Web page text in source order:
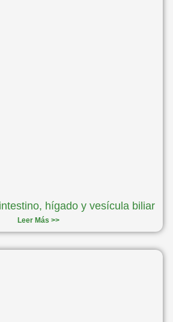
hígado y vesícula biliar
Leer Más >>